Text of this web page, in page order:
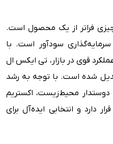
فراتر از یک محصول است.
سودآور است. با
قوی در بازار، تی ایکس ال
شده است. با توجه به رشد
دوستدار محیط‌زیست، اکستریم
دارد و انتخابی ایده‌آل برای